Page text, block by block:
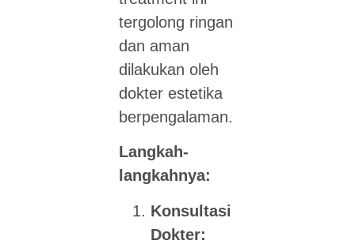
tergolong ringan
dan aman
dilakukan oleh
dokter estetika
berpengalaman.
Langkah-
langkahnya:
Konsultasi
Dokter: